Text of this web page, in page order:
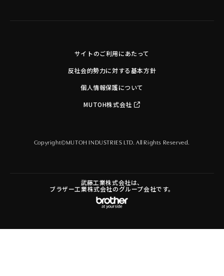
サイトのご利用にあたって
反社会的勢力に対する基本方針
個人情報保護について
MUTOH株式会社
Copyright©MUTOH INDUSTRIES LTD. All Rights Reserved.
武藤工業株式会社は、
ブラザー工業株式会社のグループ会社です。